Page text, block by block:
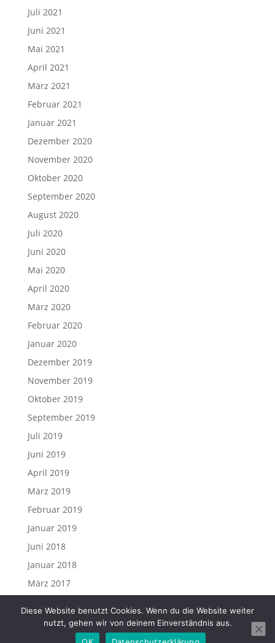
Juli 2021
Juni 2021
Mai 2021
April 2021
März 2021
Februar 2021
Januar 2021
Dezember 2020
November 2020
Oktober 2020
September 2020
August 2020
Juli 2020
Juni 2020
Mai 2020
April 2020
März 2020
Februar 2020
Januar 2020
Dezember 2019
November 2019
Oktober 2019
September 2019
Juli 2019
Juni 2019
April 2019
März 2019
Februar 2019
Januar 2019
Juni 2018
Januar 2018
März 2017
Diese Website benutzt Cookies. Wenn du die Website weiter
nutzt, gehen wir von deinem Einverständnis aus.